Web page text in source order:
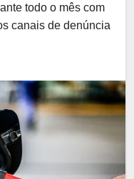
todo o mês com
canais de denúncia